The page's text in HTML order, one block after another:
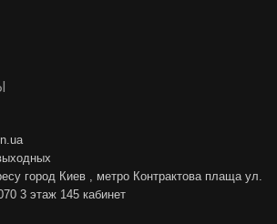
город Киев , метро Контрактова плаща ул.
3 этаж 145 кабинет